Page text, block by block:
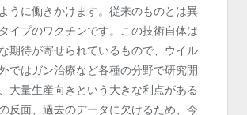
うに働きかけます。従来のものとは異
イプのワクチンです。この技術自体は
期待が寄せられているもので、ウイル
ではガン治療など各種の分野で研究開
大量生産向きという大きな利点がある
反面、過去のデータに欠けるため、今